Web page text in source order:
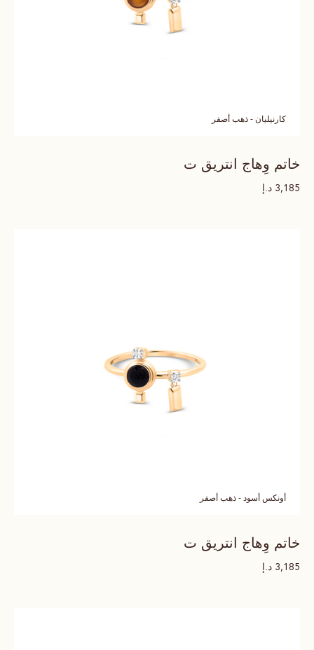
كارنيليان - ذهب أصفر
خاتم وِهاج انتريق ت
3,185 د.إ
أونكس أسود - ذهب أصفر
خاتم وِهاج انتريق ت
3,185 د.إ